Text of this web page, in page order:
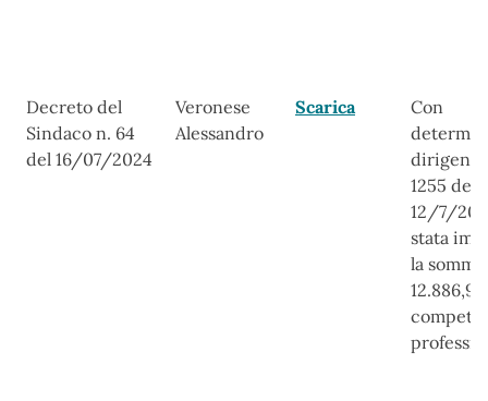
Decreto del
Sindaco n. 64
del 16/07/2024
Veronese
Alessandro
Scarica
Con
1255 del
12/7/
stata
la